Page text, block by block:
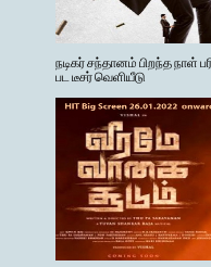
நடிகர் சந்தானம் பிறந்த நாள்
பட டீசர் வெளியீடு